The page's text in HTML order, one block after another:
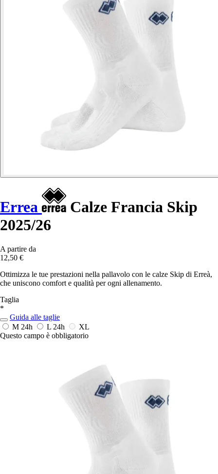
Errea
Calze Francia Skip
2025/26
A partire da
12,50 €
Ottimizza le tue prestazioni nella pallavolo con le calze Skip di Erreà,
che uniscono comfort e qualità per ogni allenamento.
Taglia
*
Guida alle taglie
M 24h L 24h
XL
Questo campo è obbligatorio